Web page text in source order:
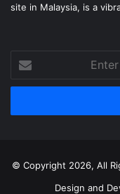
site in Malaysia, is a
your
Email
© Copyright 2026, All
Design and